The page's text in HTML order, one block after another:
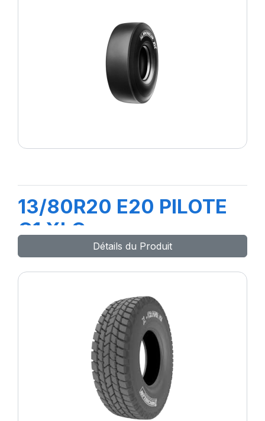
13/80R20 E20 PILOTE
C1 XLC
Détails du Produit